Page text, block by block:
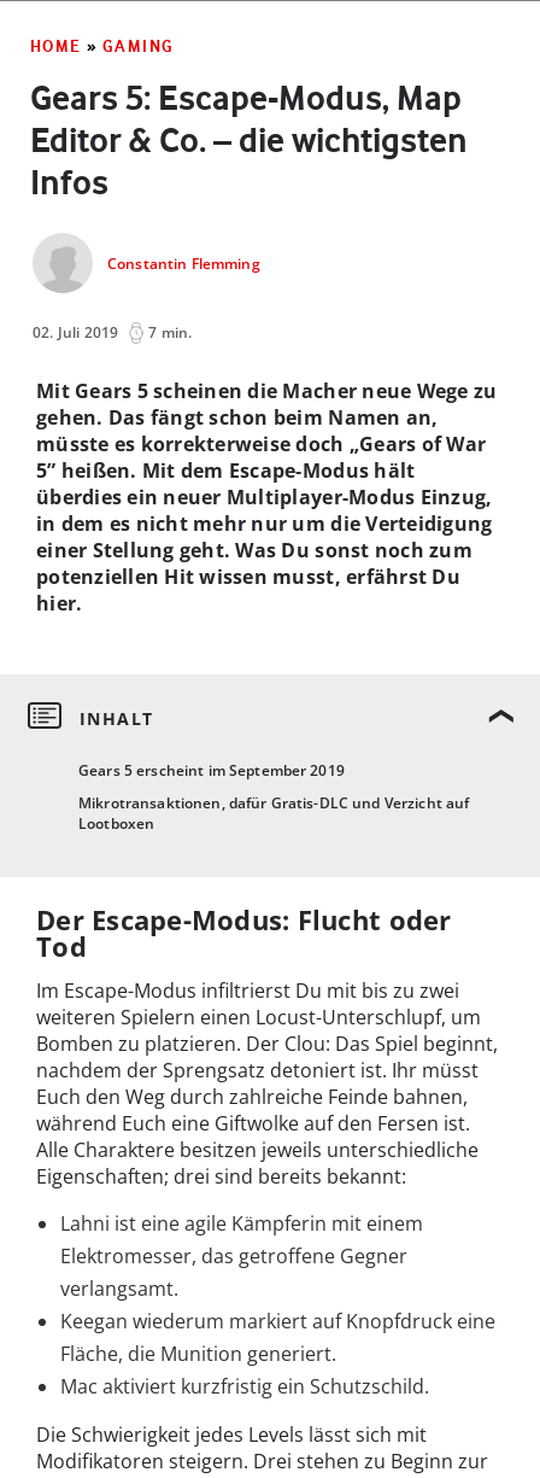
HOME » GAMING
Gears 5: Escape-Modus, Map
Editor & Co. – die wichtigsten
Infos
Constantin Flemming
02. Juli 2019 7 min.
Gears 5 erscheint im September 2019
Mikrotransaktionen, dafür Gratis-DLC und Verzicht auf
Lootboxen
Mit Gears 5 scheinen die Macher neue Wege zu
gehen. Das fängt schon beim Namen an,
müsste es korrekterweise doch „Gears of War
5” heißen. Mit dem Escape-Modus hält
überdies ein neuer Multiplayer-Modus Einzug,
in dem es nicht mehr nur um die Verteidigung
einer Stellung geht. Was Du sonst noch zum
potenziellen Hit wissen musst, erfährst Du
hier.
Der Escape-Modus: Flucht oder
Tod
Im Escape-Modus infiltrierst Du mit bis zu zwei
weiteren Spielern einen Locust-Unterschlupf, um
Bomben zu platzieren. Der Clou: Das Spiel beginnt,
nachdem der Sprengsatz detoniert ist. Ihr müsst
Euch den Weg durch zahlreiche Feinde bahnen,
während Euch eine Giftwolke auf den Fersen ist.
Alle Charaktere besitzen jeweils unterschiedliche
Eigenschaften; drei sind bereits bekannt:
Lahni ist eine agile Kämpferin mit einem
Elektromesser, das getroffene Gegner
verlangsamt.
Keegan wiederum markiert auf Knopfdruck eine
Fläche, die Munition generiert.
Mac aktiviert kurzfristig ein Schutzschild.
Die Schwierigkeit jedes Levels lässt sich mit
Modifikatoren steigern. Drei stehen zu Beginn zur